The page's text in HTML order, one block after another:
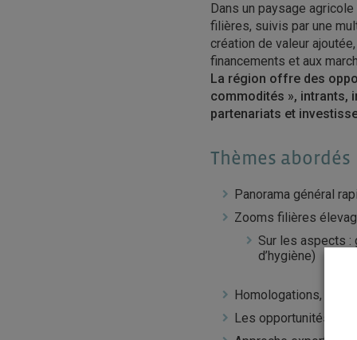
Dans un paysage
filières, suivis par une
création de valeur
financements et aux
La région offre des
commodités », intrants,
partenariats et
Thèmes abordés
Panorama général
Zooms filières
Sur les aspects :
d’hygiène)
Homologations,
Les opportunités